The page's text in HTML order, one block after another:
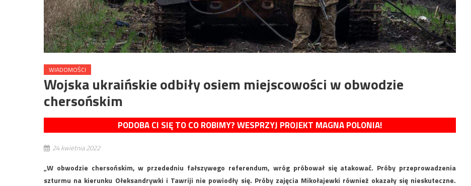
WIADOMOŚCI
Wojska ukraińskie odbiły osiem miejscowości w obwodzie
chersońskim
PODOBA CI SIĘ TO CO ROBIMY? WESPRZYJ PROJEKT MAGNA POLONIA!
24 kwietnia 2022
„W obwodzie chersońskim, w przededniu fałszywego referendum, wróg próbował się atakować. Próby przeprowadzenia
szturmu na kierunku Ołeksandrywki i Tawriji nie powiodły się. Próby zajęcia Mikołajewki również okazały się nieskuteczne.